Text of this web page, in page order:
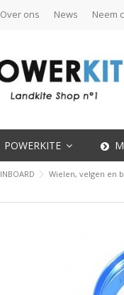
Over ons News Neem
POWERKITE
Wielen, velgen en